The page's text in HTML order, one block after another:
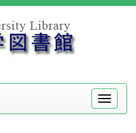
メ
ニ